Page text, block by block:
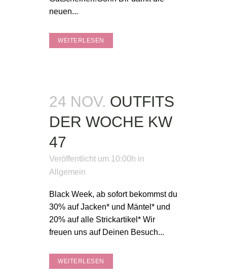
neuen...
WEITERLESEN
24 NOV. OUTFITS
DER WOCHE KW
47
Veröffentlicht um 10:00h in
Allgemein
Black Week, ab sofort bekommst du
30% auf Jacken* und Mäntel* und
20% auf alle Strickartikel* Wir
freuen uns auf Deinen Besuch...
WEITERLESEN